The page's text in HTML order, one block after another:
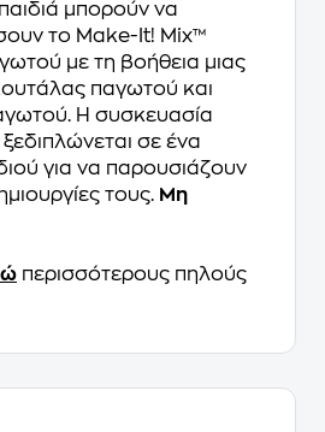
μπορούν να
το Make-It! Mix™
με τη βοήθεια μιας
παγωτού και
Η συσκευασία
σε ένα
για να παρουσιάζουν
τους. Μη
περισσότερους πηλούς